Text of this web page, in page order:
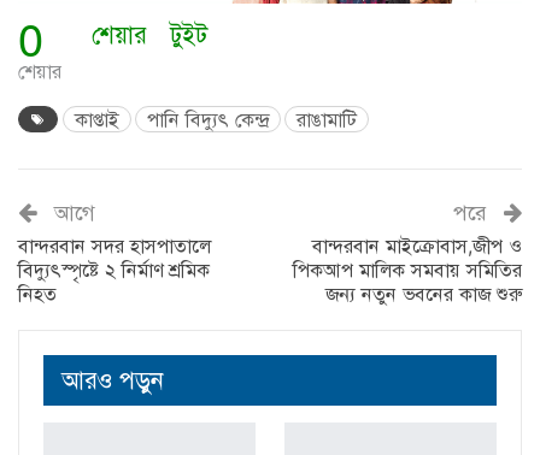
0
শেয়ার
শেয়ার টুইট
কাপ্তাই পানি বিদ্যুৎ কেন্দ্র রাঙামাটি
আগে
বান্দরবান সদর হাসপাতালে
বিদ্যুৎস্পৃষ্টে ২ নির্মাণ শ্রমিক
নিহত
পরে
বান্দরবান মাইক্রোবাস,জীপ ও
পিকআপ মালিক সমবায় সমিতির
জন্য নতুন ভবনের কাজ শুরু
আরও পড়ুন